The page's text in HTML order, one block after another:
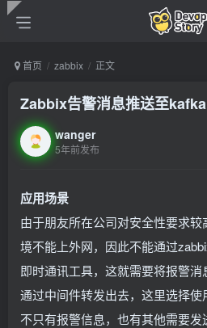
首页 zabbix 正文
Zabbix告警消息推送至kafka
wanger
5年前发布
应用场景
由于朋友所在公司对安全性要求
境不能上外网，因此不能通过
即时通讯工具，这就需要将报警
通过中间件转发出去，这里选择
不只有报警信息，也有其他需要